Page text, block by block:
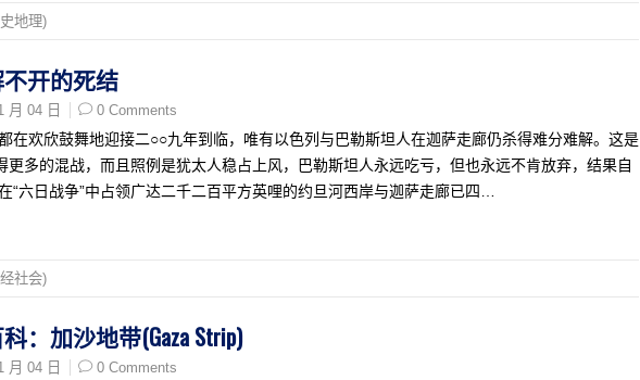
地理)
不开的死结
月 04 日 0 Comments
在欢欣鼓舞地迎接二○○九年到临，唯有以色列与巴勒斯坦人在迦萨走廊仍杀得难分难解。这是
更多的混战，而且照例是犹太人稳占上风，巴勒斯坦人永远吃亏，但也永远不肯放弃，结果自
“六日战争”中占领广达二千二百平方英哩的约旦河西岸与迦萨走廊已四…
社会)
：加沙地带(Gaza Strip)
月 04 日 0 Comments